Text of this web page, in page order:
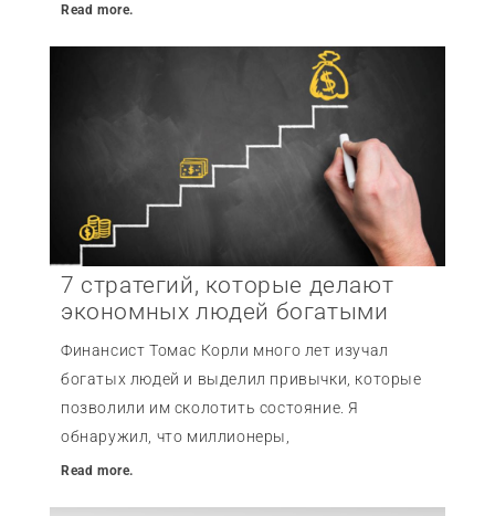
Read more.
7 стратегий, которые делают
экономных людей богатыми
Финансист Томас Корли много лет изучал
богатых людей и выделил привычки, которые
позволили им сколотить состояние. Я
обнаружил, что миллионеры,
Read more.